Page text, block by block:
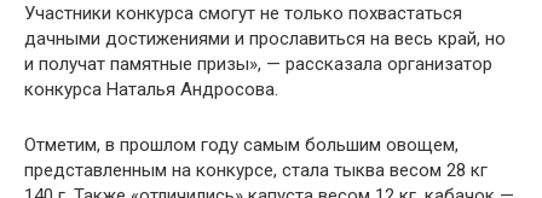
Участники конкурса смогут не только похвастаться
дачными достижениями и прославиться на весь край, но
и получат памятные призы», — рассказала организатор
конкурса Наталья Андросова.
Отметим, в прошлом году самым большим овощем,
представленным на конкурсе, стала тыква весом 28 кг